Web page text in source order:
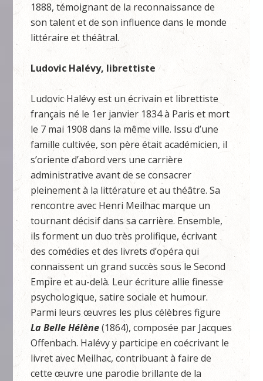
1888, témoignant de la reconnaissance de
son talent et de son influence dans le monde
littéraire et théâtral.
Ludovic Halévy, librettiste
Ludovic Halévy est un écrivain et librettiste
français né le 1er janvier 1834 à Paris et mort
le 7 mai 1908 dans la même ville. Issu d’une
famille cultivée, son père était académicien, il
s’oriente d’abord vers une carrière
administrative avant de se consacrer
pleinement à la littérature et au théâtre. Sa
rencontre avec Henri Meilhac marque un
tournant décisif dans sa carrière. Ensemble,
ils forment un duo très prolifique, écrivant
des comédies et des livrets d’opéra qui
connaissent un grand succès sous le Second
Empire et au-delà. Leur écriture allie finesse
psychologique, satire sociale et humour.
Parmi leurs œuvres les plus célèbres figure
La Belle Hélène(1864), composée par Jacques
Offenbach. Halévy y participe en coécrivant le
livret avec Meilhac, contribuant à faire de
cette œuvre une parodie brillante de la